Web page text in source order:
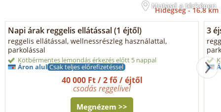
Mutasd a térképen
Hidegség -16.8 km
Napi árak reggelis ellátással (1 éjtől)
reggelis ellátással, wellnessrészleg használattal,
parkolással
Kötbérmentes lemondás érkezés előtt 5 nappal
Áron alul Csak teljes előrefizetéssel
40 000 Ft / 2 fő / éjtől
csodás reggelivel
Megnézem >>
3